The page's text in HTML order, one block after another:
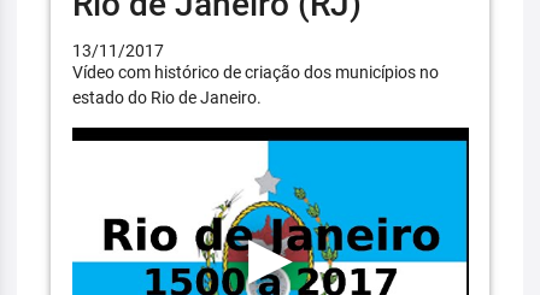
13/11/2017
Vídeo com histórico de criação dos municípios no
estado do Rio de Janeiro.